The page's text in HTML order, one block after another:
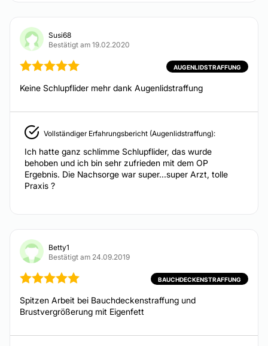
Ab 7.500 €
Ab 5.900 €
Ab 4.900 €
Von 3.500 € bis 5.500 €
Ultraschall Fettabsaugung
Nasennachkorrektur
Ab 5.500 €
Schlupfwarzen
Augenbrauenlifting
Fußchirurgie
Susi68
Bestätigt am 19.02.2020
AUGENLIDSTRAFFUNG
Keine Schlupflider mehr dank Augenlidstraffung
Vollständiger Erfahrungsbericht (Augenlidstraffung):
Ich hatte ganz schlimme Schlupflider, das wurde
behoben und ich bin sehr zufrieden mit dem OP
Ergebnis. Die Nachsorge war super...super Arzt, tolle
Praxis ?
Betty1
Bestätigt am 24.09.2019
BAUCHDECKENSTRAFFUNG
Spitzen Arbeit bei Bauchdeckenstraffung und
Brustvergrößerung mit Eigenfett